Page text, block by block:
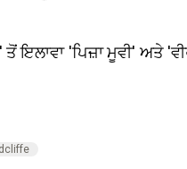
ਇਲਾਵਾ 'ਪਿਜ਼ਾ ਮੂਵੀ' ਅਤੇ